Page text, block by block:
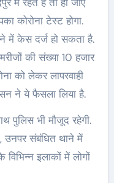
कोरोना टेस्ट होगा.
में केस दर्ज हो सकता है.
की संख्या 10 हजार
को लेकर लापरवाही
ने ये फैसला लिया है.
पुलिस भी मौजूद रहेगी.
उनपर संबंधित थाने में
विभिन्न इलाकों में लोगों